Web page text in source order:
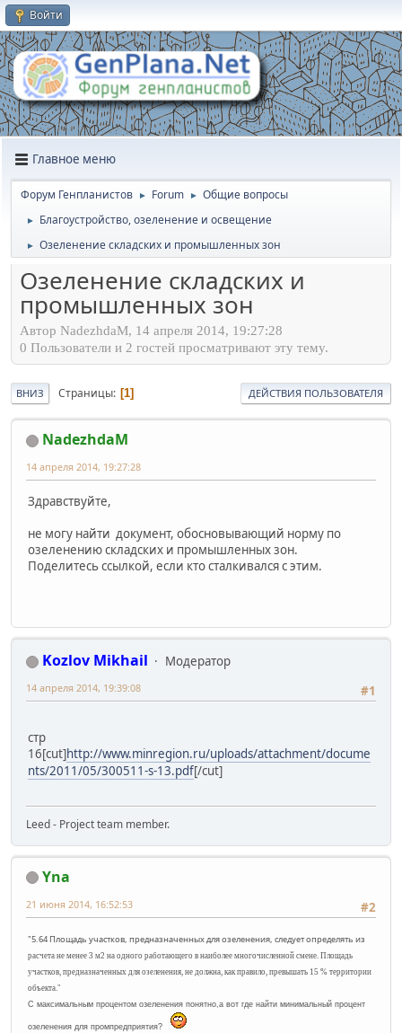
Войти
Главное меню
Форум Генпланистов ► Forum ► Общие вопросы
► Благоустройство, озеленение и освещение
► Озеленение складских и промышленных зон
Озеленение складских и
промышленных зон
Автор NadezhdaM, 14 апреля 2014, 19:27:28
0 Пользователи и 2 гостей просматривают эту тему.
ВНИЗ Страницы 1 ДЕЙСТВИЯ ПОЛЬЗОВАТЕЛЯ
NadezhdaM
14 апреля 2014, 19:27:28
Здравствуйте,
не могу найти документ, обосновывающий норму по
озеленению складских и промышленных зон.
Поделитесь ссылкой, если кто сталкивался с этим.
Kozlov Mikhail
Модератор
#1
14 апреля 2014, 19:39:08
стр
16[cut]http://www.minregion.ru/uploads/attachment/docume
nts/2011/05/300511-s-13.pdf[/cut]
Leed - Project team member.
Yna
#2
21 июня 2014, 16:52:53
"5.64 Площадь участков, предназначенных для озеленения, следует определять из
расчета не менее 3 м2 на одного работающего в наиболее многочисленной смене. Площадь
участков, предназначенных для озеленения, не должна, как правило, превышать 15 % территории
объекта."
С максимальным процентом озеленения понятно,а вот где найти минимальный процент
озеленения для промпредприятия?